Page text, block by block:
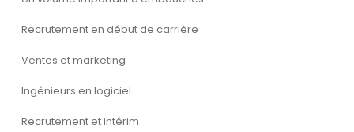
Recrutement en début de carrière
Ventes et marketing
Ingénieurs en logiciel
Recrutement et intérim